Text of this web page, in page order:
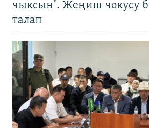
чыксын". Жеңиш чокусу
талап